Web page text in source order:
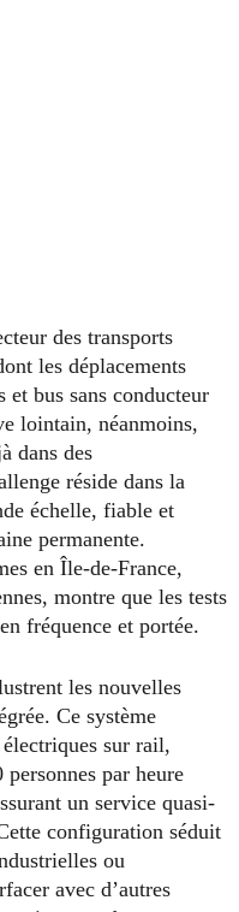
des transports
les déplacements
et bus sans conducteur
lointain, néanmoins,
dans des
réside dans la
échelle, fiable et
permanente.
en Île-de-France,
montre que les tests
fréquence et portée.
les nouvelles
Ce système
sur rail,
par heure
un service quasi-
configuration séduit
ou
avec d’autres